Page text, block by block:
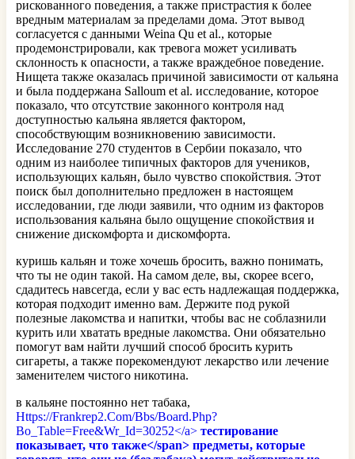
рискованного поведения, а также пристрастия к более
вредным материалам за пределами дома. Этот вывод
согласуется с данными Weina Qu et al., которые
продемонстрировали, как тревога может усиливать
склонность к опасности, а также враждебное поведение.
Нищета также оказалась причиной зависимости от кальяна
и была поддержана Salloum et al. исследование, которое
показало, что отсутствие законного контроля над
доступностью кальяна является фактором,
способствующим возникновению зависимости.
Исследование 270 студентов в Сербии показало, что
одним из наиболее типичных факторов для учеников,
использующих кальян, было чувство спокойствия. Этот
поиск был дополнительно предложен в настоящем
исследовании, где люди заявили, что одним из факторов
использования кальяна было ощущение спокойствия и
снижение дискомфорта и дискомфорта.
куришь кальян и тоже хочешь бросить, важно понимать,
что ты не один такой. На самом деле, вы, скорее всего,
сдадитесь навсегда, если у вас есть надлежащая поддержка,
которая подходит именно вам. Держите под рукой
полезные лакомства и напитки, чтобы вас не соблазнили
курить или хватать вредные лакомства. Они обязательно
помогут вам найти лучший способ бросить курить
сигареты, а также порекомендуют лекарство или лечение
заменителем чистого никотина.
в кальяне постоянно нет табака,
Https://Frankrep2.Com/Bbs/Board.Php?
Bo_Table=Free&Wr_Id=30252</a> тестирование
показывает, что также</span> предметы, которые